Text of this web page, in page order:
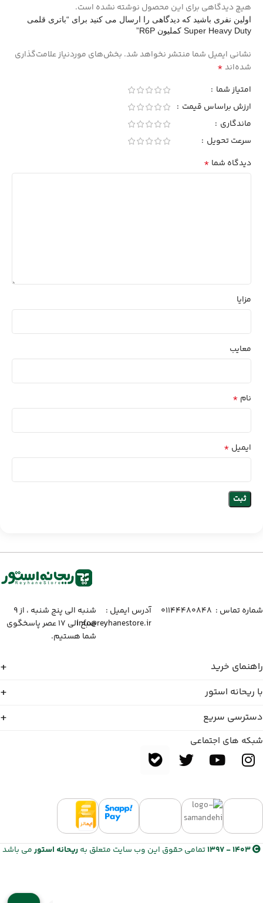
هیچ دیدگاهی برای این محصول نوشته نشده است.
اولین نفری باشید که دیدگاهی را ارسال می کنید برای “باتری قلمی
Super Heavy Duty کملیون R6P”
نشانی ایمیل شما منتشر نخواهد شد. بخش‌های موردنیاز علامت‌گذاری
شده‌اند*
امتیاز شما
ارزش براساس قیمت
ماندگاری
سرعت تحویل
دیدگاه شما *
مزایا
معایب
نام *
ایمیل *
شماره تماس :‌ ۰۱۱۴۴۴۸۰۸۴۸
آدرس ایمیل :‌
info@reyhanestore.ir
شنبه الی پنج شنبه ، از ۹
صبح الی ۱۷ عصر پاسخگوی
شما هستیم.
راهنمای خرید
با ریحانه استور
دسترسی سریع
شبکه های اجتماعی
1403 - 1397 تمامی حقوق این وب سایت متعلق بهریحانه استورمی باشد